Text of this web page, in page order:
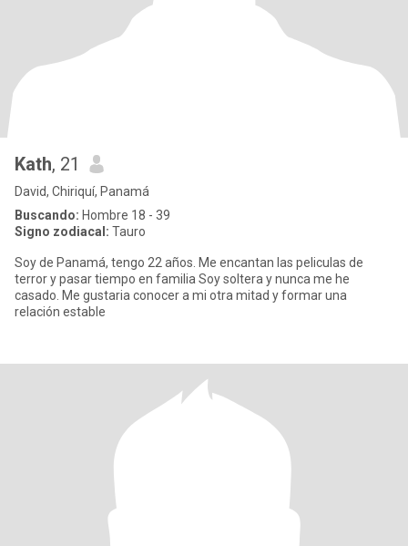
Kath, 21
David, Chiriquí, Panamá
Buscando: Hombre 18 - 39
Signo zodiacal: Tauro
Soy de Panamá, tengo 22 años. Me encantan las peliculas de
terror y pasar tiempo en familia Soy soltera y nunca me he
casado. Me gustaria conocer a mi otra mitad y formar una
relación estable